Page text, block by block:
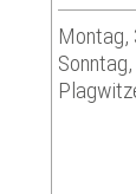
Montag,